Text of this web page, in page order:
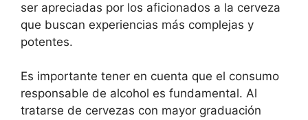
ser apreciadas por los aficionados a la cerveza
que buscan experiencias más complejas y
potentes.
Es importante tener en cuenta que el consumo
responsable de alcohol es fundamental. Al
tratarse de cervezas con mayor graduación